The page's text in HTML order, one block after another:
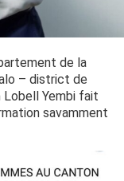
de la
– district de
Lobell Yembi fait
savamment